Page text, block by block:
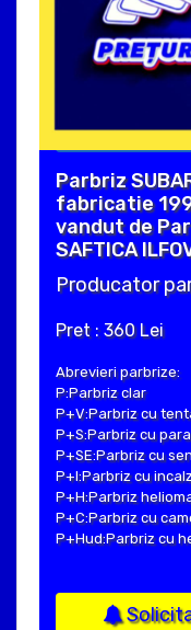
Parbriz
fabricatie
vandut de
SAFTICA
Producator
Pret : 360 Lei
Abrevieri parbrize:
P:Parbriz clar
P+V:Parbriz cu
P+S:Parbriz cu
P+SE:Parbriz cu
P+I:Parbriz cu
P+H:Parbriz
P+C:Parbriz cu
P+Hud:Parbriz cu